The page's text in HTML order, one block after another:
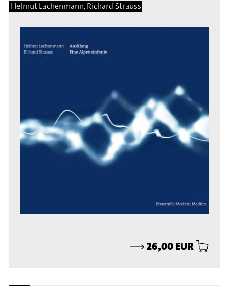
Helmut Lachenmann, Richard Strauss
⟶26,00 EUR